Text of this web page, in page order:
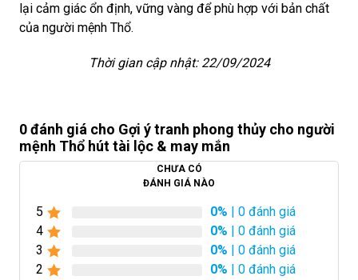
lại cảm giác ổn định, vững vàng để phù hợp với bản chất
của người mệnh Thổ.
Thời gian cập nhật: 22/09/2024
0 đánh giá cho Gợi ý tranh phong thủy cho người
mệnh Thổ hút tài lộc & may mắn
CHƯA CÓ
ĐÁNH GIÁ NÀO
5 0% | 0 đánh giá
4
0% | 0 đánh giá
3
0% | 0 đánh giá
2
0% | 0 đánh giá